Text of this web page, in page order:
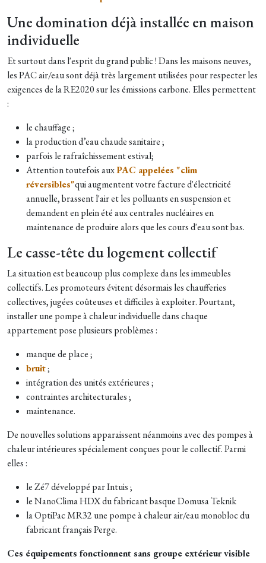
Une domination déjà installée en maison
individuelle
Et surtout dans l'esprit du grand public ! Dans les maisons neuves,
les PAC air/eau sont déjà très largement utilisées pour respecter les
exigences de la RE2020 sur les émissions carbone. Elles permettent
:
le chauffage ;
la production d’eau chaude sanitaire ;
parfois le rafraîchissement estival;
Attention toutefois auxPAC appelées "clim
réversibles"qui augmentent votre facture d'électricité
annuelle, brassent l'air et les polluants en suspension et
demandent en plein été aux centrales nucléaires en
maintenance de produire alors que les cours d'eau sont bas.
Le casse-tête du logement collectif
La situation est beaucoup plus complexe dans les immeubles
collectifs. Les promoteurs évitent désormais les chaufferies
collectives, jugées coûteuses et difficiles à exploiter. Pourtant,
installer une pompe à chaleur individuelle dans chaque
appartement pose plusieurs problèmes :
manque de place ;
bruit;
intégration des unités extérieures ;
contraintes architecturales ;
maintenance.
De nouvelles solutions apparaissent néanmoins avec des pompes à
chaleur intérieures spécialement conçues pour le collectif. Parmi
elles :
le Zé7 développé par Intuis ;
le NanoClima HDX du fabricant basque Domusa Teknik
la OptiPac MR32 une pompe à chaleur air/eau monobloc du
fabricant français Perge.
Ces équipements fonctionnent sans groupe extérieur visible